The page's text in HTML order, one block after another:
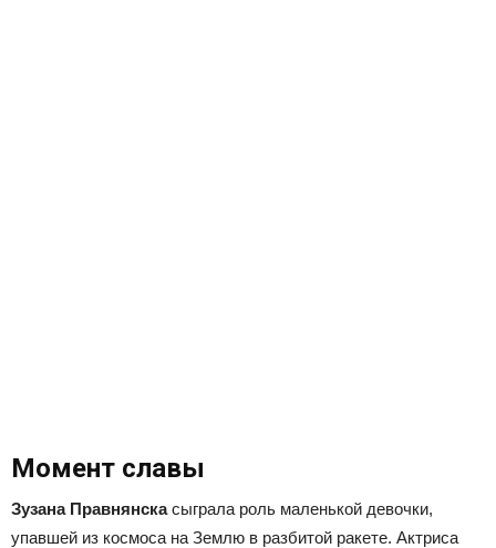
Момент славы
Зузана Правнянскасыграла роль маленькой девочки,
упавшей из космоса на Землю в разбитой ракете. Актриса